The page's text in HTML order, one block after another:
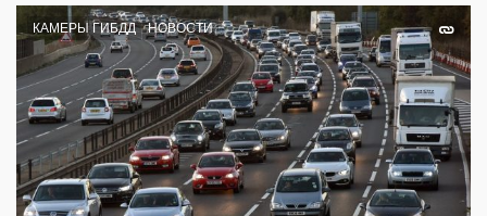
КАМЕРЫ ГИБДД НОВОСТИ